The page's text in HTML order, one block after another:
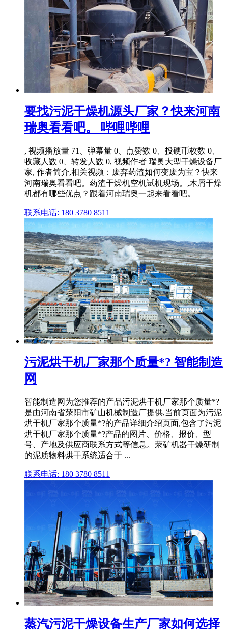
要找污泥干燥机源头厂家？快来河南
瑞奥看看吧。 哔哩哔哩
, 视频播放量 71、弹幕量 0、点赞数 0、投硬币枚数 0、
收藏人数 0、转发人数 0, 视频作者 瑞奥大型干燥设备厂
家, 作者简介,相关视频：废弃药渣如何变废为宝？快来
河南瑞奥看看吧。药渣干燥机空机试机现场。,木屑干燥
机都有哪些优点？跟着河南瑞奥一起来看看吧。
联系电话: 180 3780 8511
污泥烘干机厂家那个质量*? 智能制造
网
智能制造网为您推荐的产品污泥烘干机厂家那个质量*?
是由河南省荥阳市矿山机械制造厂提供,当前页面为污泥
烘干机厂家那个质量*?的产品详细介绍页面,包含了污泥
烘干机厂家那个质量*?产品的图片、价格、报价、型
号、产地及供应商联系方式等信息。荥矿机器干燥研制
的泥质物料烘干系统适合于 ...
联系电话: 180 3780 8511
蒸汽污泥干燥设备生产厂家如何选择